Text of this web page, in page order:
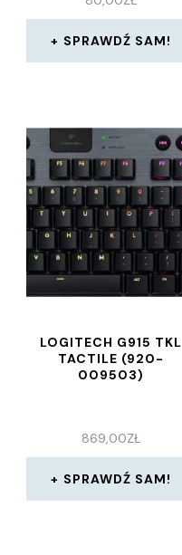
HYBRID GLASS NIE
PĘKAJĄCE (MEPA
SPRAWDŹ SAM!
LOGITECH G915 TKL
TACTILE (920-
009503)
869,00ZŁ
SPRAWDŹ SAM!